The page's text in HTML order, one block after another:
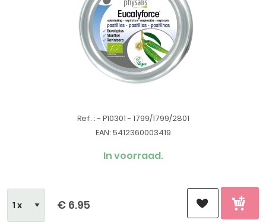
Ref. : - P10301 - 1799/1799/2801
EAN: 5412360003419
In voorraad.
€ 6.95